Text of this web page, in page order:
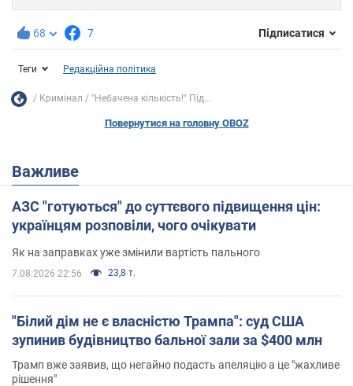
68 7 Підписатися
Теги Редакційна політика
Кримінал "Небачена кількість!" Під...
Повернутися на головну OBOZ
Важливе
АЗС "готуються" до суттєвого підвищення цін:
українцям розповіли, чого очікувати
Як на заправках уже змінили вартість пального
7.08.2026 22:56 23,8 т.
"Білий дім не є власністю Трампа": суд США
зупинив будівництво бальної зали за $400 млн
Трамп вже заявив, що негайно подасть апеляцію а це "жахливе
рішення"